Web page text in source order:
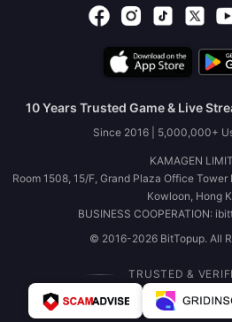
10 Years Trusted Game & Live
Since 2016 | 5,000,000+
KAMAGEN
Room 1508, 15/F, Grand Plaza Office Tower
Kowloon, Hong
BUSINESS COOPERATION:
© 2016-2026 BitTopup. All
TRUSTED &